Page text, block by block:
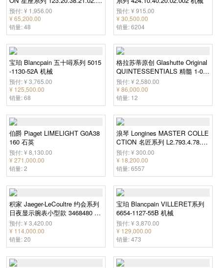
08 机械
预付: ¥ 1,956.00
¥ 65,200.00
销量: 48
预付: ¥ 915.00
¥ 30,500.00
销量: 6204
宝珀 Blancpain 五十噚系列 5015
-1130-52A 机械
预付: ¥ 3,765.00
¥ 125,500.00
销量: 68
格拉苏蒂原创 Glashutte Original
QUINTESSENTIALS 精髓 1-00-
14-02-02-04 机械
预付: ¥ 2,580.00
¥ 86,000.00
销量: 12
伯爵 Piaget LIMELIGHT G0A38
160 石英
预付: ¥ 8,130.00
¥ 271,000.00
销量: 2
浪琴 Longines MASTER COLLE
CTION 名匠系列 L2.793.4.78.3
机械
预付: ¥ 300.00
¥ 18,200.00
销量: 6557
积家 Jaeger-LeCoultre 约会系列
日夜显示腕表小型款 3468480 机
械
预付: ¥ 3,420.00
¥ 114,000.00
销量: 20
宝珀 Blancpain VILLERET系列
6654-1127-55B 机械
预付: ¥ 3,870.00
¥ 129,000.00
销量: 473